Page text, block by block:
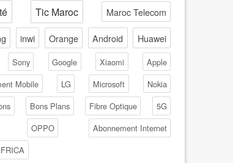
Tic Maroc Maroc Telecom
inwi Orange Android Huawei
Sony Google Xiaomi
Apple
Mobile
LG Microsoft
Nokia
Bons Plans Fibre Optique
5G
OPPO
Abonnement Internet